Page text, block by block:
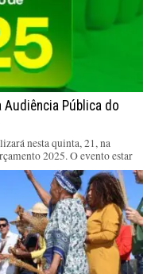
Pública do
nesta quinta, 21, na
2025. O evento estar